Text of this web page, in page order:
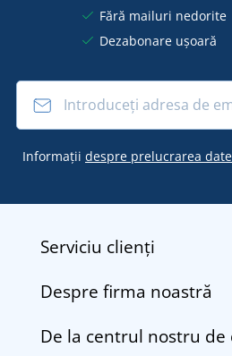
Fără mailuri nedorite
Dezabonare ușoară
Informații despre prelucrarea
Serviciu clienți
Contact
Transport și plată
Despre firma noastră
Despre noi
De la centrul nostru de